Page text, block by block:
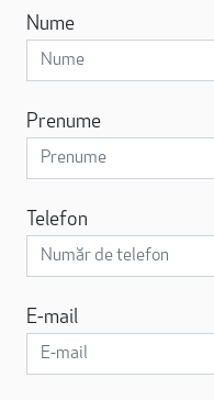
Nume
Prenume
Telefon
E-mail